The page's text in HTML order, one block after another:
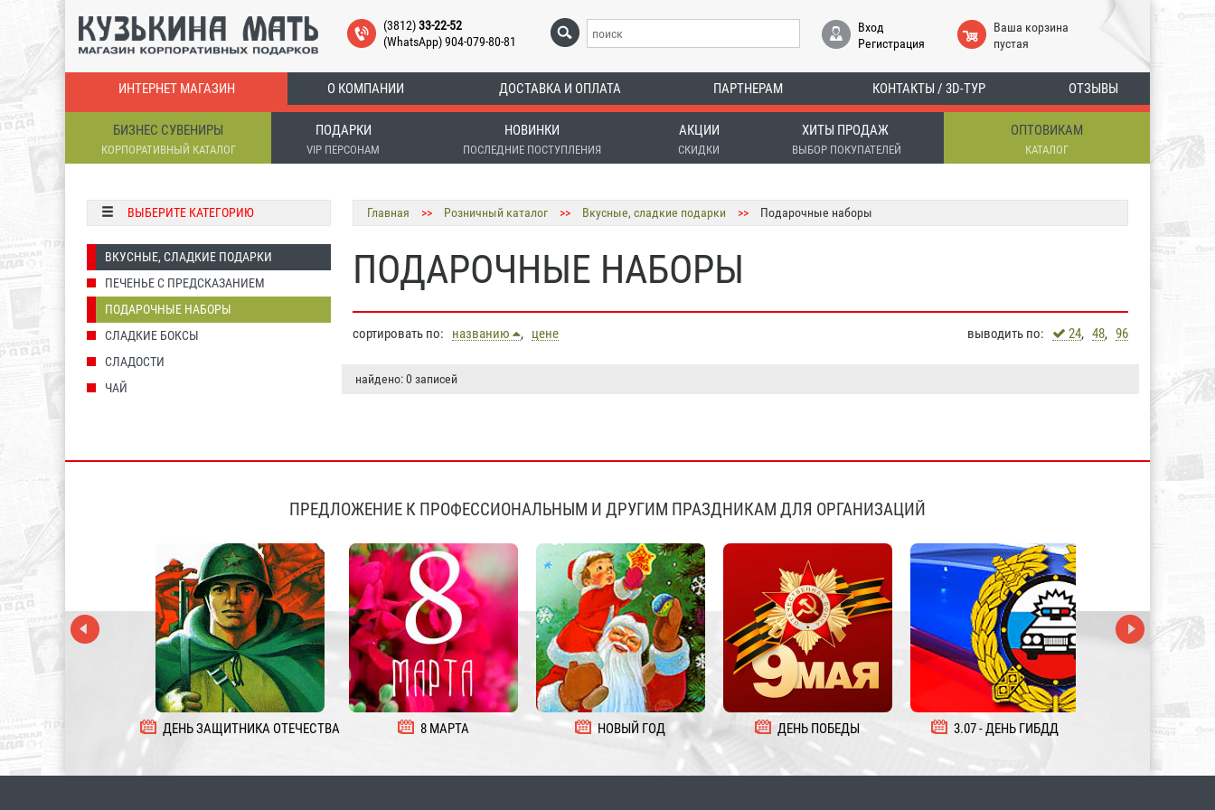
(3812)33-22-52
(WhatsApp) 904-079-80-81
Вход
Регистрация
Ваша корзина
пустая
ИНТЕРНЕТ МАГАЗИН О КОМПАНИИ ДОСТАВКА И ОПЛАТА ПАРТНЕРАМ КОНТАКТЫ / 3D-ТУР ОТЗЫВЫ
БИЗНЕС СУВЕНИРЫ
КОРПОРАТИВНЫЙ КАТАЛОГ
ПОДАРКИ
VIP ПЕРСОНАМ
НОВИНКИ
ПОСЛЕДНИЕ ПОСТУПЛЕНИЯ
АКЦИИ
СКИДКИ
ХИТЫ ПРОДАЖ
ВЫБОР ПОКУПАТЕЛЕЙ
ОПТОВИКАМ
КАТАЛОГ
ВЫБЕРИТЕ КАТЕГОРИЮ
ВКУСНЫЕ, СЛАДКИЕ ПОДАРКИ
ПЕЧЕНЬЕ С ПРЕДСКАЗАНИЕМ
ПОДАРОЧНЫЕ НАБОРЫ
СЛАДКИЕ БОКСЫ
СЛАДОСТИ
ЧАЙ
Главная >> Розничный каталог >> Вкусные, сладкие подарки >> Подарочные наборы
ПОДАРОЧНЫЕ НАБОРЫ
сортировать по: названию , цене выводить по: 24, 48, 96
найдено: 0 записей
ПРЕДЛОЖЕНИЕ К ПРОФЕССИОНАЛЬНЫМ И ДРУГИМ ПРАЗДНИКАМ ДЛЯ ОРГАНИЗАЦИЙ
ДЕНЬ ЗАЩИТНИКА ОТЕЧЕСТВА 8 МАРТА НОВЫЙ ГОД ДЕНЬ ПОБЕДЫ 3.07 - ДЕНЬ ГИБДД 5.08 - ДЕНЬ